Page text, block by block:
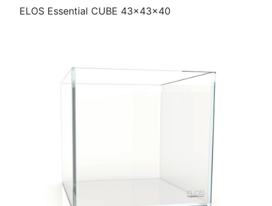
ELOS Essential CUBE 43x43x40